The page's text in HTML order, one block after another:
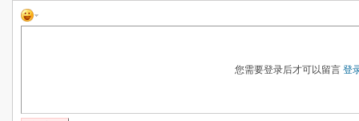
您需要登录后才可以留言 登